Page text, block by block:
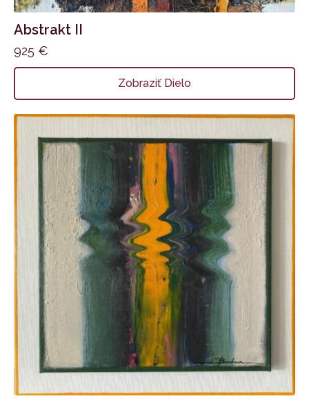
Abstrakt II
925 €
Zobraziť Dielo